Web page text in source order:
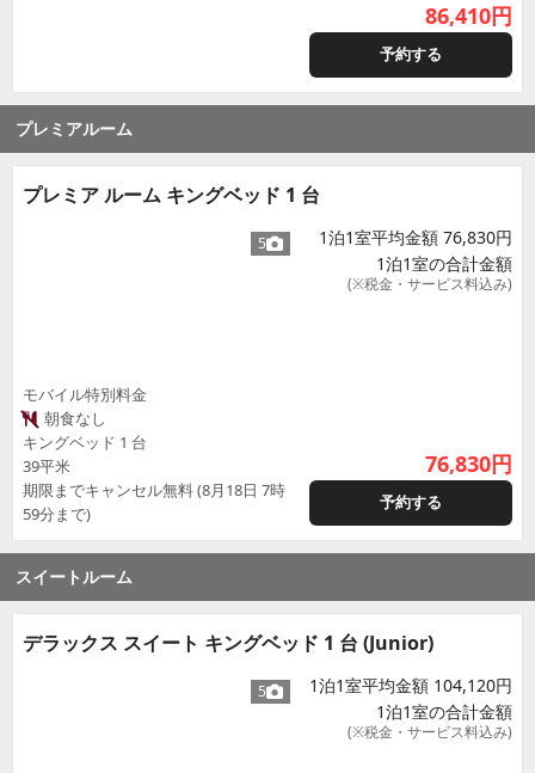
86,410円
予約する
プレミアルーム
プレミア ルーム キングベッド 1 台
5
モバイル特別料金
朝食なし
キングベッド 1 台
39平米
期限までキャンセル無料 (8月18日 7時
59分まで)
1泊1室平均金額 76,830円
1泊1室の合計金額
(※税金・サービス料込み)
76,830円
予約する
スイートルーム
デラックス スイート キングベッド 1 台 (Junior)
5
1泊1室平均金額 104,120円
1泊1室の合計金額
(※税金・サービス料込み)